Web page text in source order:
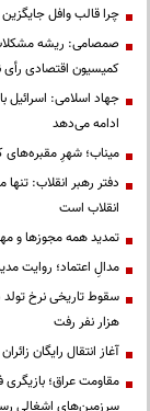
چرا قالب وافل
صمصامی: ریشه
کمیسیون اقتصادی رأی
جهاد اسلامی: اسرائیل
ادامه می‌دهد
میناب؛ شهرِ
دفتر رهبر انقلاب:
انقلاب است
تمدید همه مجوزها و
مدالِ اعتماد؛ روایت
هزار نفر رفت
آغاز انتقال رایگان
مقاومت عراق؛ بازیگری
سرزمین‌های اشغالی